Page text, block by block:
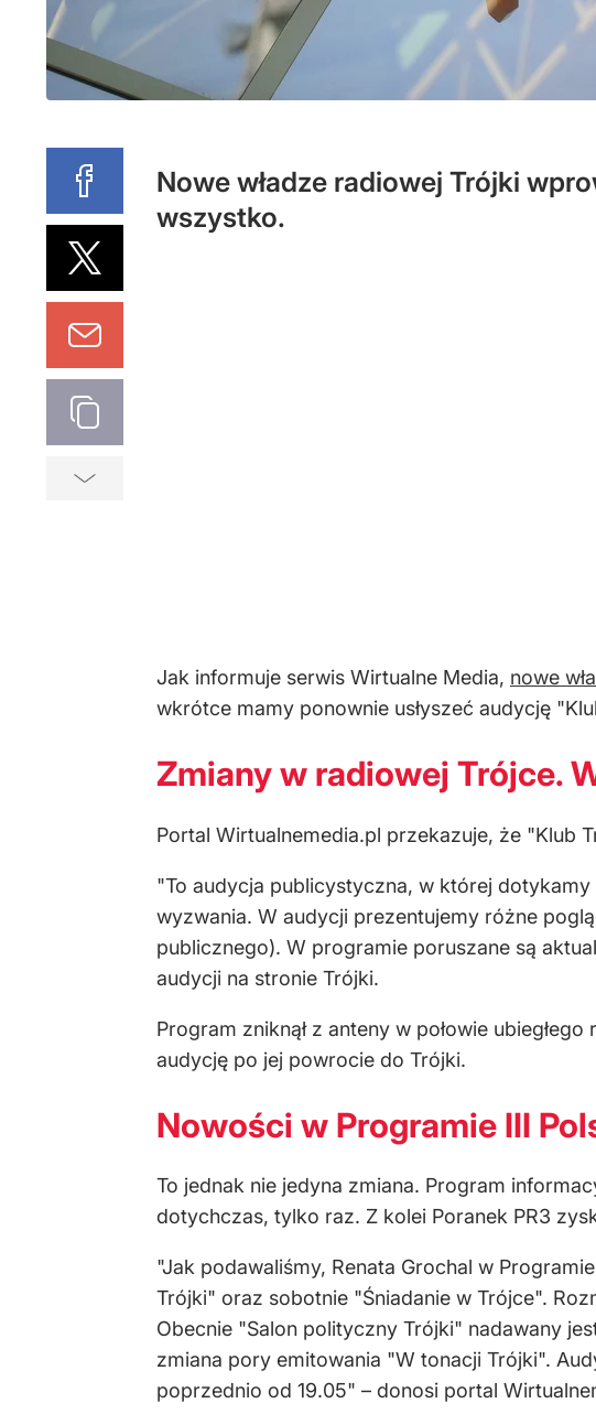
Nowe władze radiowej Trójki
wszystko.
Jak informuje serwis Wirtualne Media, nowe
wkrótce mamy ponownie usłyszeć audycję
Zmiany w radiowej Trójce.
Portal Wirtualnemedia.pl przekazuje, że "Klub
"To audycja publicystyczna, w której
wyzwania. W audycji prezentujemy różne
publicznego). W programie poruszane są
audycji na stronie Trójki.
Program zniknął z anteny w połowie
audycję po jej powrocie do Trójki.
Nowości w Programie III
To jednak nie jedyna zmiana. Program
dotychczas, tylko raz. Z kolei Poranek PR3
"Jak podawaliśmy, Renata Grochal w
Trójki" oraz sobotnie "Śniadanie w Trójce".
Obecnie "Salon polityczny Trójki" nadawany
zmiana pory emitowania "W tonacji Trójki".
poprzednio od 19.05" – donosi portal